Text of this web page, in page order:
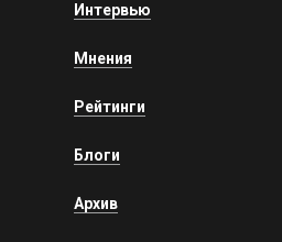
Интервью
Мнения
Рейтинги
Блоги
Архив